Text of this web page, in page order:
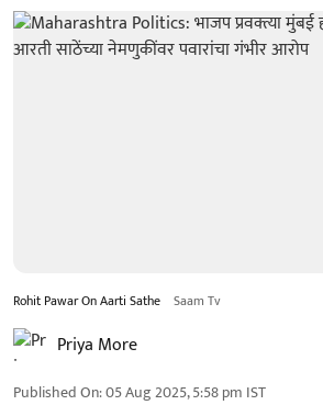
Rohit Pawar On Aarti Sathe Saam Tv
Priya More
Published On:05 Aug 2025, 5:58 pm IST